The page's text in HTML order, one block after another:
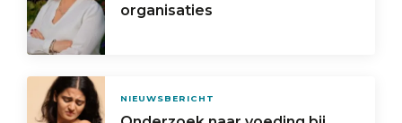
organisaties
NIEUWSBERICHT